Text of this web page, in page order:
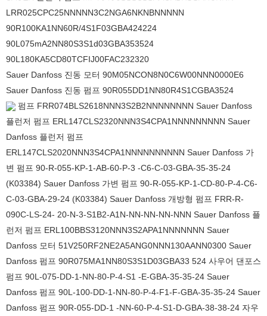
LRR025CPC25NNNNN3C2NGA6NKNBNNNNN
90R100KA1NN60R/4S1F03GBA424224
90L075mA2NN80S3S1d03GBA353524
90L180KA5CD80TCFIJ00FAC232320
Sauer Danfoss 진동 모터 90M05NCON8N0C6W00NNN0000E6
Sauer Danfoss 진동 펌프 90R055DD1NN80R4S1CGBA3524
펌프 FRR074BLS2618NNN3S2B2NNNNNNNN Sauer Danfoss
플런저 펌프 ERL147CLS2320NNN3S4CPA1NNNNNNNNN Sauer
Danfoss 플런저 펌프
ERL147CLS2020NNN3S4CPA1NNNNNNNNNN Sauer Danfoss 가
변 펌프 90-R-055-KP-1-AB-60-P-3 -C6-C-03-GBA-35-35-24
(K03384) Sauer Danfoss 가변 펌프 90-R-055-KP-1-CD-80-P-4-C6-
C-03-GBA-29-24 (K03384) Sauer Danfoss 개방형 펌프 FRR-R-
090C-LS-24- 20-N-3-S1B2-A1N-NN-NN-NN-NNN Sauer Danfoss 플
런저 펌프 ERL100BBS3120NNN3S2APA1NNNNNNN Sauer
Danfoss 모터 51V250RF2NE2A5ANG0NNN130AANN0300 Sauer
Danfoss 펌프 90R075MA1NN80S3S1D03GBA33 524 사우어 댄포스
펌프 90L-075-DD-1-NN-80-P-4-S1 -E-GBA-35-35-24 Sauer
Danfoss 펌프 90L-100-DD-1-NN-80-P-4-F1-F-GBA-35-35-24 Sauer
Danfoss 펌프 90R-055-DD-1 -NN-60-P-4-S1-D-GBA-38-38-24 자우